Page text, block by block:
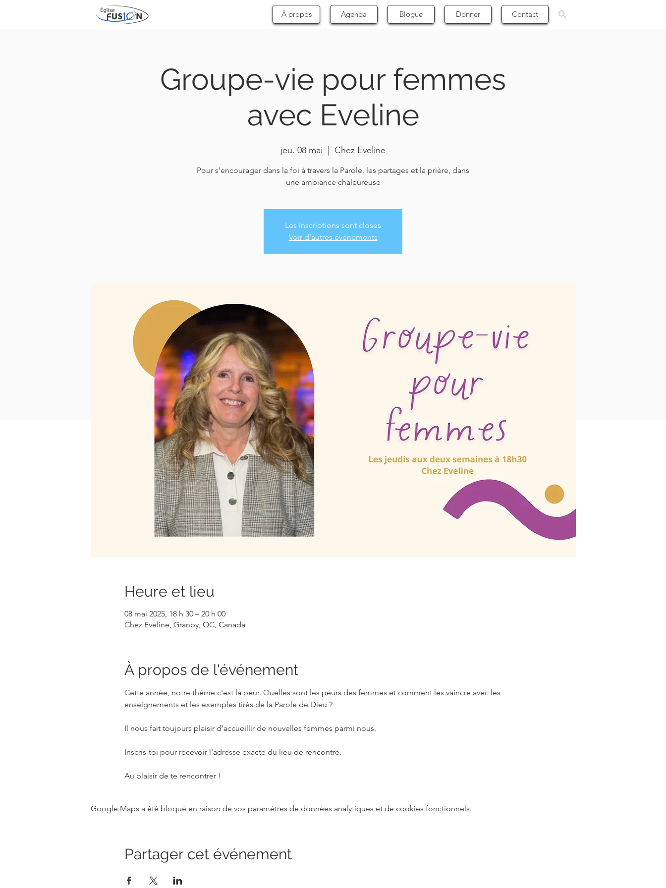
À propos Agenda Blogue Donner Contact
Groupe-vie pour femmes
avec Eveline
jeu. 08 mai Chez Eveline
Pour s'encourager dans la foi à travers la Parole, les partages et la prière, dans
une ambiance chaleureuse
Les inscriptions sont closes
Voir d'autres événements
Heure et lieu
08 mai 2025, 18 h 30 – 20 h 00
Chez Eveline, Granby, QC, Canada
À propos de l'événement
Cette année, notre thème c'est la peur. Quelles sont les peurs des femmes et comment les vaincre avec les
enseignements et les exemples tirés de la Parole de Dieu ?
Il nous fait toujours plaisir d'accueillir de nouvelles femmes parmi nous.
Inscris-toi pour recevoir l'adresse exacte du lieu de rencontre.
Au plaisir de te rencontrer !
Google Maps a été bloqué en raison de vos paramètres de données analytiques et de cookies fonctionnels.
Partager cet événement